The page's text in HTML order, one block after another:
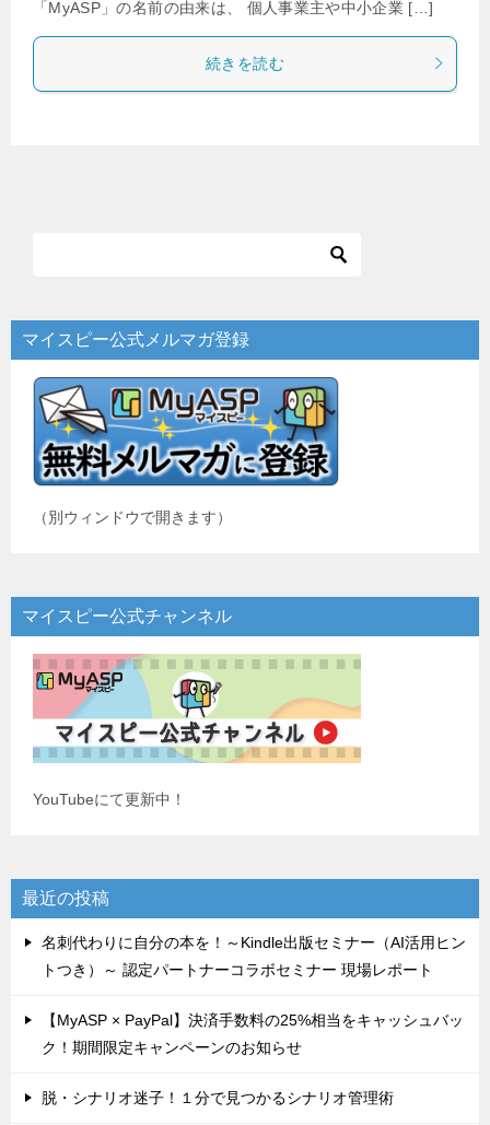
「MyASP」の名前の由来は、 個人事業主や中小企業 […]
続きを読む
マイスピー公式メルマガ登録
（別ウィンドウで開きます）
マイスピー公式チャンネル
YouTubeにて更新中！
最近の投稿
名刺代わりに自分の本を！～Kindle出版セミナー（AI活用ヒン
トつき）～ 認定パートナーコラボセミナー 現場レポート
【MyASP × PayPal】決済手数料の25%相当をキャッシュバッ
ク！期間限定キャンペーンのお知らせ
脱・シナリオ迷子！１分で見つかるシナリオ管理術